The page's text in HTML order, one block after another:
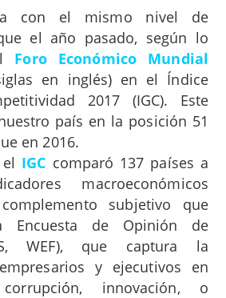
con el mismo nivel de
el año pasado, según lo
Foro Económico Mundial
en inglés) en el Índice
2017 (IGC). Este
país en la posición 51
en 2016.
IGC comparó 137 países a
macroeconómicos
subjetivo que
Encuesta de Opinión de
WEF), que captura la
y ejecutivos en
innovación, o